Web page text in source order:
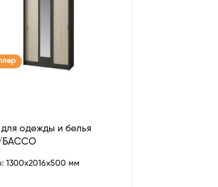
одежды и белья
БАССО
: 1300x2016x500 мм